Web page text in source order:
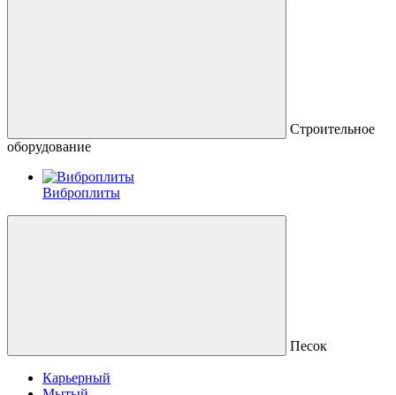
Строительное
оборудование
Виброплиты
Песок
Карьерный